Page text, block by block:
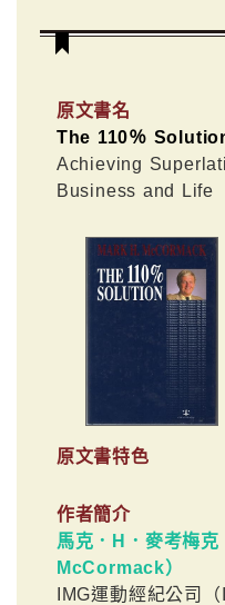
原文書名
The 110％
Achieving
Business and Life
原文書特色
作者簡介
馬克．H．麥考梅
McCormack）
IMG運動經紀公司